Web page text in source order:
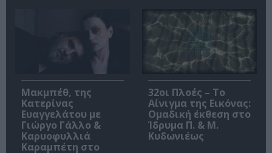
Μακμπέθ, της
Κατερίνας
Ευαγγελάτου με
Γιώργο Γάλλο &
Καρυοφυλλιά
Καραμπέτη στο
32οι Πλοές – Το
Αίνιγμα της Εικόνας:
Ομαδική έκθεση στο
Ίδρυμα Π. & Μ.
Κυδωνιέως